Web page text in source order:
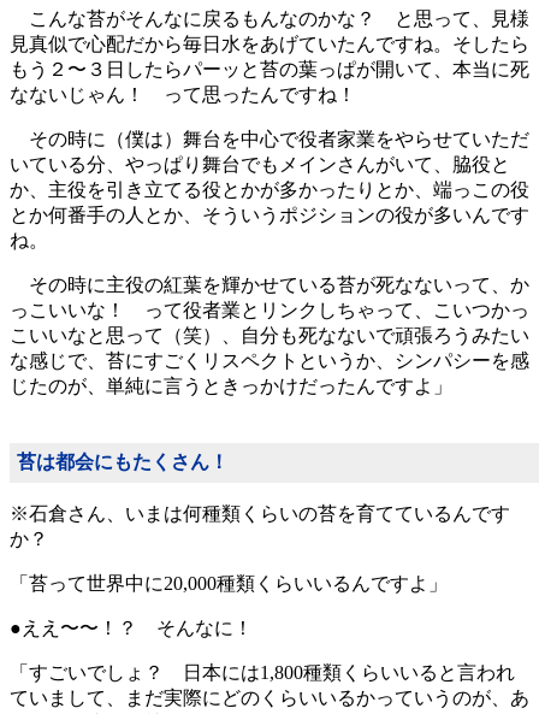
こんな苔がそんなに戻るもんなのかな？ と思って、見様
見真似で心配だから毎日水をあげていたんですね。そしたら
もう２〜３日したらパーッと苔の葉っぱが開いて、本当に死
なないじゃん！ って思ったんですね！
その時に（僕は）舞台を中心で役者家業をやらせていただ
いている分、やっぱり舞台でもメインさんがいて、脇役と
か、主役を引き立てる役とかが多かったりとか、端っこの役
とか何番手の人とか、そういうポジションの役が多いんです
ね。
その時に主役の紅葉を輝かせている苔が死なないって、か
っこいいな！ って役者業とリンクしちゃって、こいつかっ
こいいなと思って（笑）、自分も死なないで頑張ろうみたい
な感じで、苔にすごくリスペクトというか、シンパシーを感
じたのが、単純に言うときっかけだったんですよ」
苔は都会にもたくさん！
※石倉さん、いまは何種類くらいの苔を育てているんです
か？
「苔って世界中に20,000種類くらいいるんですよ」
●ええ〜〜！？ そんなに！
「すごいでしょ？ 日本には1,800種類くらいいると言われ
ていまして、まだ実際にどのくらいいるかっていうのが、あ